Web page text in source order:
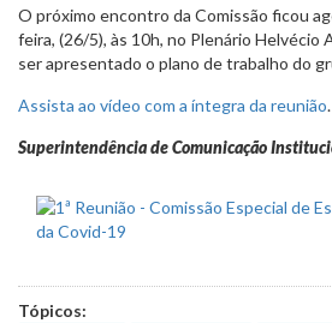
O próximo encontro da Comissão ficou
feira, (26/5), às 10h, no Plenário Helvécio
ser apresentado o plano de trabalho do
Assista ao vídeo com a íntegra da reunião.
Superintendência de Comunicação
Tópicos: